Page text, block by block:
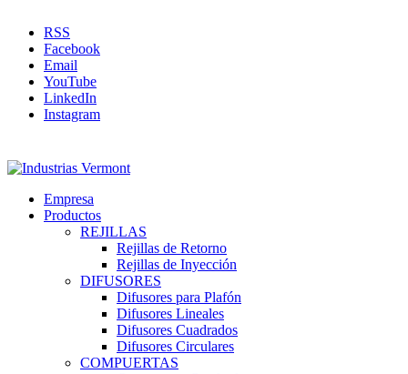
RSS
Facebook
Email
YouTube
LinkedIn
Instagram
Empresa
Productos
REJILLAS
Rejillas de Retorno
Rejillas de Inyección
DIFUSORES
Difusores para Plafón
Difusores Lineales
Difusores Cuadrados
Difusores Circulares
COMPUERTAS